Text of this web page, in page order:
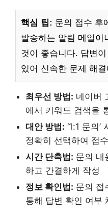
핵심 팁: 문의 접수 후
발송하는 알림 메일이
것이 좋습니다. 답변
있어 신속한 문제 해
최우선 방법: 네이버
에서 키워드 검색을
대안 방법: ‘1:1 문의
정확히 선택하여 접수
시간 단축법: 문의 내
하고 간결하게 작성
정보 확인법: 문의 접
통해 답변 확인 여부